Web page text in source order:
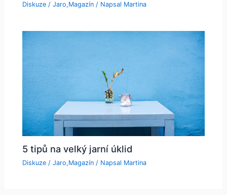
Diskuze / Jaro,Magazín/ Napsal Martina
5 tipů na velký jarní úklid
Diskuze / Jaro,Magazín/ Napsal Martina